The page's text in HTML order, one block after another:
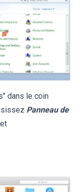
dans le coin
Panneau de
et